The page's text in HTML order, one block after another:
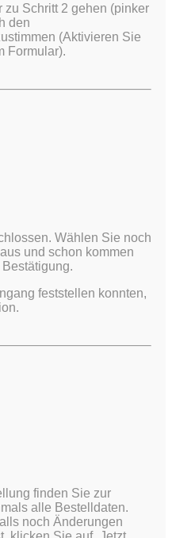
zu Schritt 2 gehen (pinker
den
(Aktivieren Sie
Formular).
Wählen Sie noch
und schon kommen
feststellen konnten,
finden Sie zur
alle Bestelldaten.
noch Änderungen